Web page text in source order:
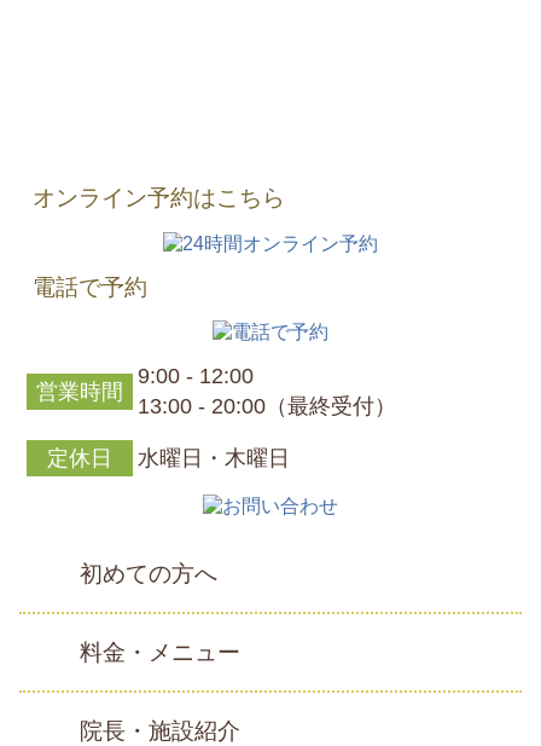
オンライン予約はこちら
電話で予約
営業時間
9:00 - 12:00
13:00 - 20:00（最終受付）
定休日 水曜日・木曜日
初めての方へ
料金・メニュー
院長・施設紹介